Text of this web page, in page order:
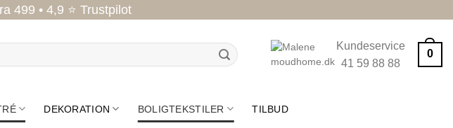
499 • 4,9 ⭐ Trustpilot
Kundeservice
41 59 88 88
0
DEKORATION BOLIGTEKSTILER TILBUD